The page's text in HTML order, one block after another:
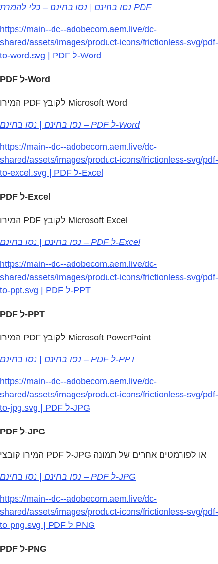
נסו בחינם | נסו בחינם – כלי להמרת PDF
https://main--dc--adobecom.aem.live/dc-
shared/assets/images/product-icons/frictionless-svg/pdf-
to-word.svg | PDF ל-Word
PDF ל-Word
המירו PDF לקובץ Microsoft Word
נסו בחינם | נסו בחינם – PDF ל‑Word
https://main--dc--adobecom.aem.live/dc-
shared/assets/images/product-icons/frictionless-svg/pdf-
to-excel.svg | PDF ל-Excel
PDF ל-Excel
המירו PDF לקובץ Microsoft Excel
נסו בחינם | נסו בחינם – PDF ל‑Excel
https://main--dc--adobecom.aem.live/dc-
shared/assets/images/product-icons/frictionless-svg/pdf-
to-ppt.svg | PDF ל-PPT
PDF ל-PPT
המירו PDF לקובץ Microsoft PowerPoint
נסו בחינם | נסו בחינם – PDF ל‑PPT
https://main--dc--adobecom.aem.live/dc-
shared/assets/images/product-icons/frictionless-svg/pdf-
to-jpg.svg | PDF ל‑JPG
PDF ל-JPG
המירו קובצי PDF ל-JPG או לפורמטים אחרים של תמונה
נסו בחינם | נסו בחינם – PDF ל‑JPG
https://main--dc--adobecom.aem.live/dc-
shared/assets/images/product-icons/frictionless-svg/pdf-
to-png.svg | PDF ל‑PNG
PDF ל‑PNG